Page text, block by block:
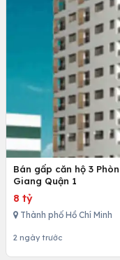
Bán gấp căn hộ 3
Giang Quận 1
8 tỷ
Thành phố Hồ Chí Minh
2 ngày trước